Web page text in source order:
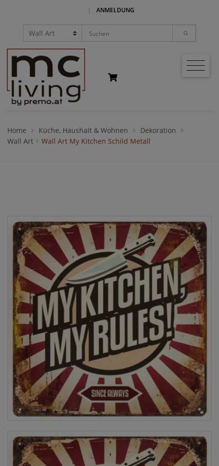
| ANMELDUNG
Home Küche, Haushalt & Wohnen
Dekoration
Wall Art
Wall Art My Kitchen Schild Metall